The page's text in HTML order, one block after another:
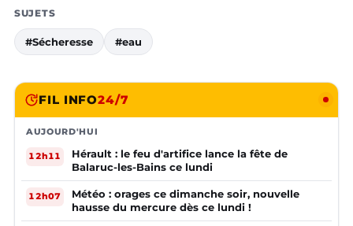
SUJETS
#Sécheresse #eau
FIL INFO24/7
AUJOURD'HUI
12h11
Hérault : le feu d'artifice lance la fête de
Balaruc-les-Bains ce lundi
12h07
Météo : orages ce dimanche soir, nouvelle
hausse du mercure dès ce lundi !